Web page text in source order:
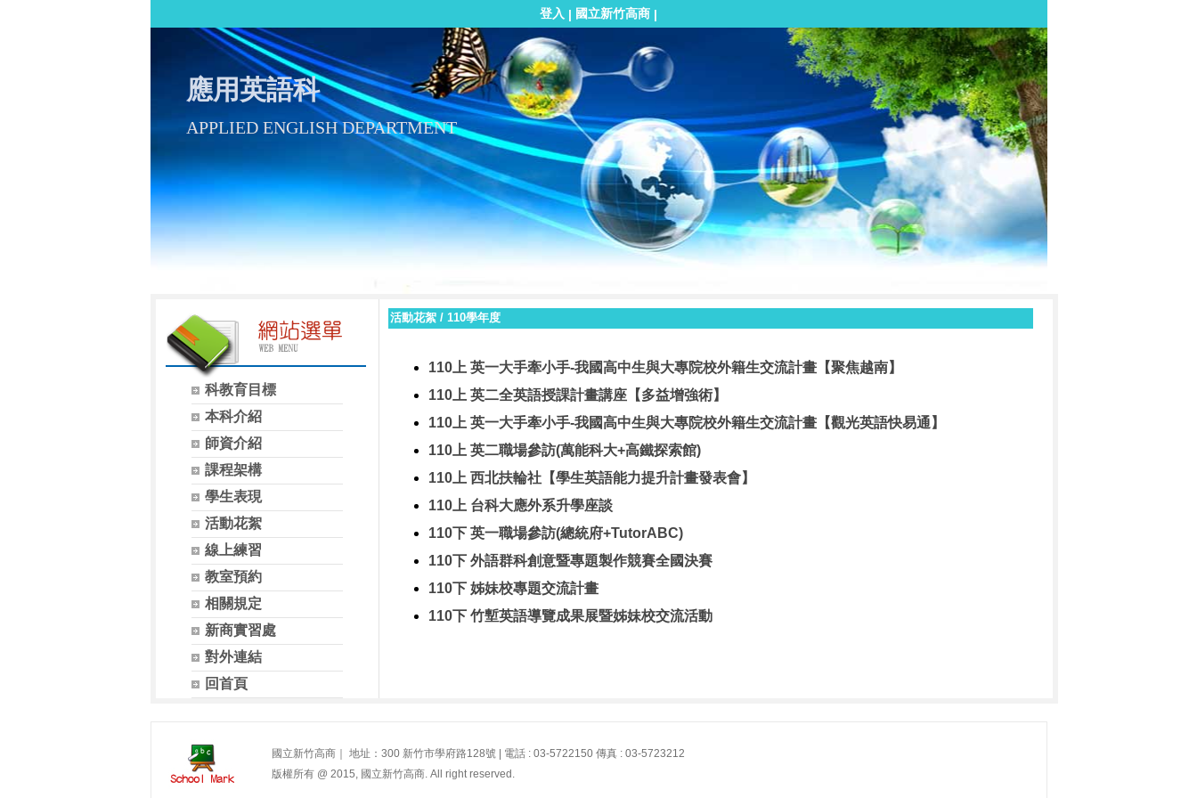
登入 | 國立新竹高商 |
應用英語科
APPLIED ENGLISH DEPARTMENT
科教育目標
本科介紹
師資介紹
課程架構
學生表現
活動花絮
線上練習
教室預約
相關規定
新商實習處
對外連結
回首頁
活動花絮/ 110學年度
110上 英一大手牽小手-我國高中生與大專院校外籍生交流計畫【聚焦越南】
110上 英二全英語授課計畫講座【多益增強術】
110上 英一大手牽小手-我國高中生與大專院校外籍生交流計畫【觀光英語快易通】
110上 英二職場參訪(萬能科大+高鐵探索館)
110上 西北扶輪社【學生英語能力提升計畫發表會】
110上 台科大應外系升學座談
110下 英一職場參訪(總統府+TutorABC)
110下 外語群科創意暨專題製作競賽全國決賽
110下 姊妹校專題交流計畫
110下 竹塹英語導覽成果展暨姊妹校交流活動
國立新竹高商｜ 地址：300 新竹市學府路128號 | 電話 : 03-5722150 傳真 : 03-5723212
版權所有 @ 2015, 國立新竹高商. All right reserved.